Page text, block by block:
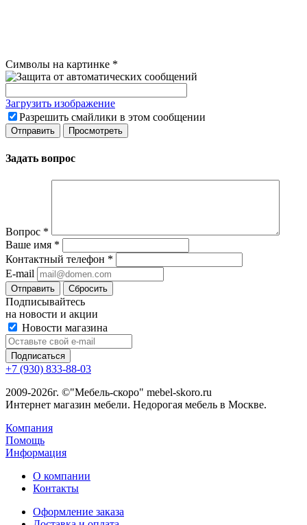
Символы на картинке *
Загрузить изображение
Разрешить смайлики в этом сообщении
Задать вопрос
Вопрос *
Ваше имя *
Контактный телефон *
E-mail
Сбросить
Подписывайтесь
на новости и акции
Новости магазина
+7 (930) 833-88-03
2009-2026г. ©"Мебель-скоро" mebel-skoro.ru
Интернет магазин мебели. Недорогая мебель в Москве.
Компания
Помощь
Информация
О компании
Контакты
Оформление заказа